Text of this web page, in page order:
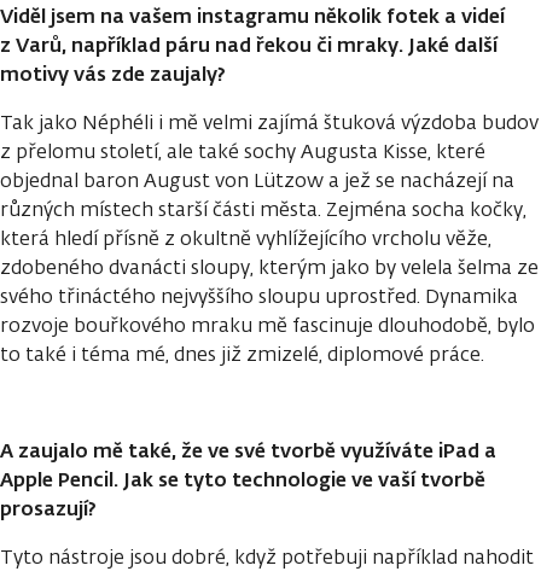
Viděl jsem na vašem instagramu několik fotek a videí
z Varů, například páru nad řekou či mraky. Jaké další
motivy vás zde zaujaly?
Tak jako Néphéli i mě velmi zajímá štuková výzdoba budov
z přelomu století, ale také sochy Augusta Kisse, které
objednal baron August von Lützow a jež se nacházejí na
různých místech starší části města. Zejména socha kočky,
která hledí přísně z okultně vyhlížejícího vrcholu věže,
zdobeného dvanácti sloupy, kterým jako by velela šelma ze
svého třináctého nejvyššího sloupu uprostřed. Dynamika
rozvoje bouřkového mraku mě fascinuje dlouhodobě, bylo
to také i téma mé, dnes již zmizelé, diplomové práce.
A zaujalo mě také, že ve své tvorbě využíváte iPad a
Apple Pencil. Jak se tyto technologie ve vaší tvorbě
prosazují?
Tyto nástroje jsou dobré, když potřebuji například nahodit